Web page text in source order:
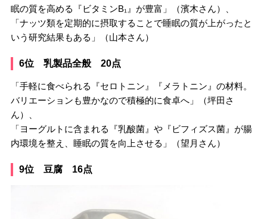
眠の質を高める『ビタミンB₁』が豊富」（濱木さん）、
「ナッツ類を定期的に摂取することで睡眠の質が上がったと
いう研究結果もある」（山本さん）
6位 乳製品全般 20点
「手軽に食べられる『セロトニン』『メラトニン』の材料。
バリエーションも豊かなので積極的に食卓へ」（坪田さ
ん）、
「ヨーグルトに含まれる『乳酸菌』や『ビフィズス菌』が腸
内環境を整え、睡眠の質を向上させる」（望月さん）
9位 豆腐 16点